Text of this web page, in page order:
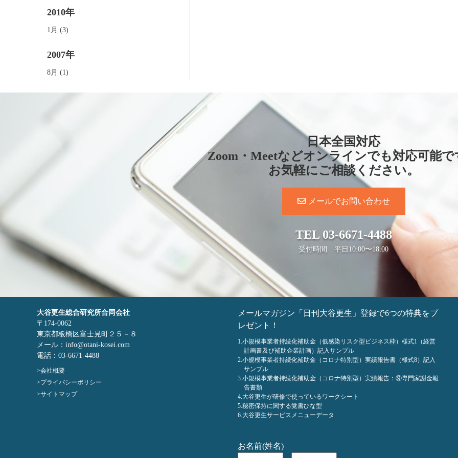
2010年
1月 (3)
2007年
8月 (1)
日本全国対応
Zoom・Meetなどオンラインでも対応可能で
お気軽にご相談ください。
メールでお問い合わせ
TEL 03-6671-4488
受付時間 平日10:00〜18:00
大谷更生総合研究所合同会社
〒174-0062
東京都板橋区富士見町２５－８
メール：info@otani-kosei.com
電話：03-6671-4488
会社概要
プライバシーポリシー
サイトマップ
メールマガジン「日刊大谷更生」登録で6つの特典をプ
レゼント！
1.小規模事業者持続化補助金（低感染リスク型ビジネス枠）様式1（経営
計画書及び補助企業計画）記入サンプル
2.小規模事業者持続化補助金（コロナ特別型）実績報告書（様式8）記入
サンプル
3.小規模事業者持続化補助金（コロナ特別型）実績報告：⑨専門家謝金報
告書類
4.大谷更生が研修で使っているワークシート
5.秘密保持に関する覚書ひな型
6.大谷更生サービスメニューデータ
お名前(姓名)